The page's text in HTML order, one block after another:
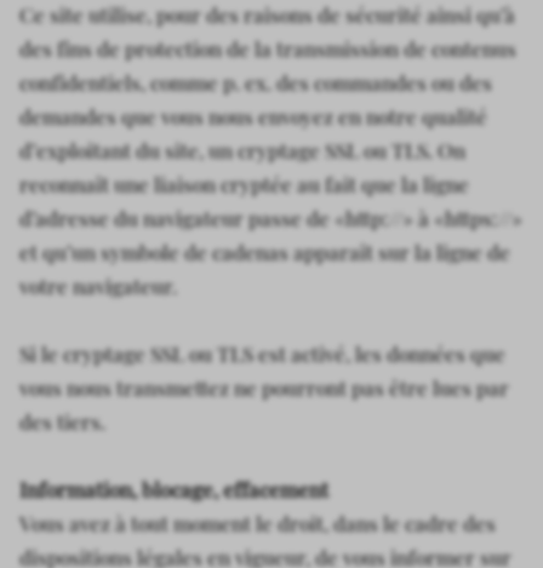
Ce site utilise, pour des raisons de sécurité ainsi qu’à
des fins de protection de la transmission de contenus
confidentiels, comme p. ex. des commandes ou des
demandes que vous nous envoyez en notre qualité
d’exploitant du site, un cryptage SSL ou TLS. On
reconnaît une liaison cryptée au fait que la ligne
d’adresse du navigateur passe de «http://» à «https://»
et qu’un symbole de cadenas apparaît sur la ligne de
votre navigateur.
Si le cryptage SSL ou TLS est activé, les données que
vous nous transmettez ne pourront pas être lues par
des tiers.
Information, blocage, effacement
Vous avez à tout moment le droit, dans le cadre des
dispositions légales en vigueur, de vous informer sur